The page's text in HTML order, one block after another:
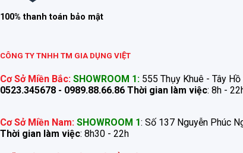
100% thanh toán bảo mật
CÔNG TY TNHH TM GIA DỤNG VIỆT
Cơ Sở Miền Bắc: SHOWROOM 1: 555 Thụy Khuê - Tây
0523.345678 - 0989.88.66.86 Thời gian làm việc: 8h -
Cơ Sở Miền Nam: SHOWROOM 1: Số 137 Nguyễn Phúc
Thời gian làm việc: 8h30 - 22h